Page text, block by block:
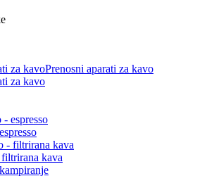
Prenosni aparati za kavo
kava